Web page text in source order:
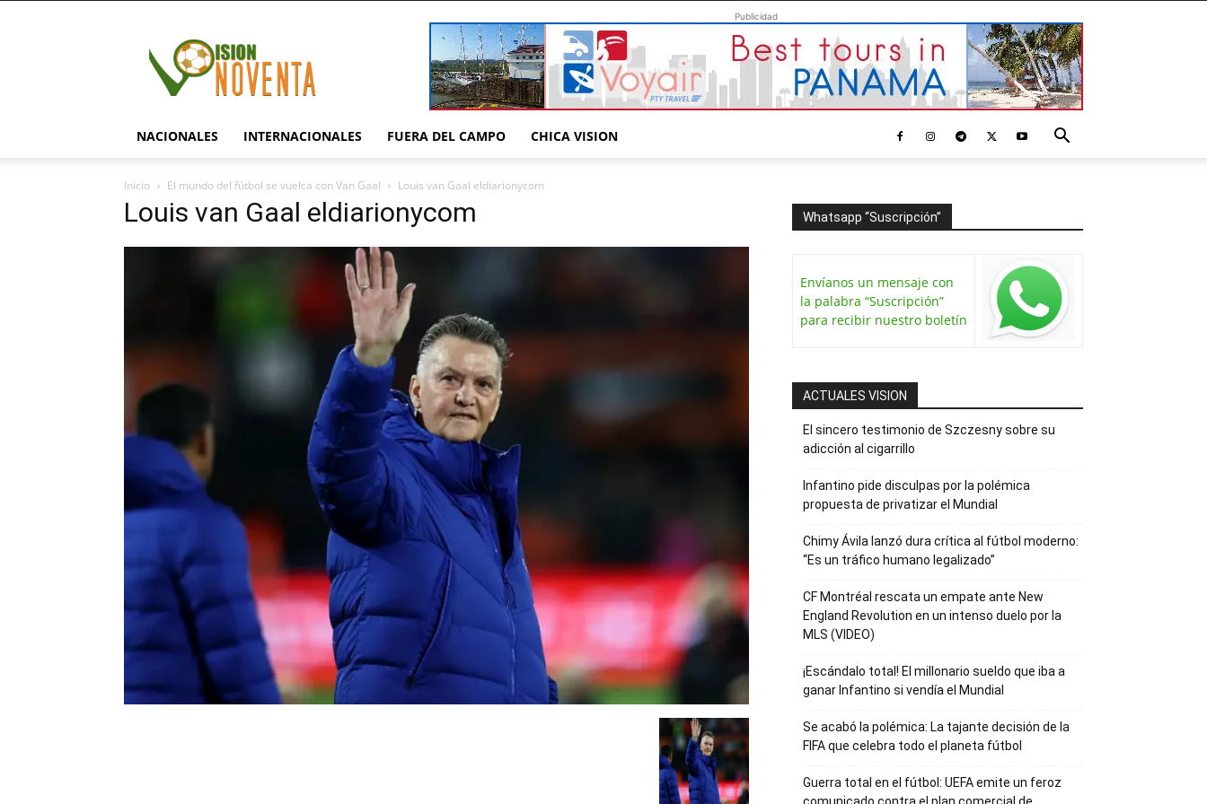
Publicidad
NACIONALES INTERNACIONALES FUERA DEL CAMPO CHICA VISION
Inicio El mundo del fútbol se vuelca con Van Gaal Louis van Gaal eldiarionycom
Louis van Gaal eldiarionycom Whatsapp “Suscripción”
Envíanos un mensaje con
la palabra “Suscripción”
para recibir nuestro boletín
ACTUALES VISION
El sincero testimonio de Szczesny sobre su
adicción al cigarrillo
Infantino pide disculpas por la polémica
propuesta de privatizar el Mundial
Chimy Ávila lanzó dura crítica al fútbol moderno:
“Es un tráfico humano legalizado”
CF Montréal rescata un empate ante New
England Revolution en un intenso duelo por la
MLS (VIDEO)
¡Escándalo total! El millonario sueldo que iba a
ganar Infantino si vendía el Mundial
Se acabó la polémica: La tajante decisión de la
FIFA que celebra todo el planeta fútbol
Guerra total en el fútbol: UEFA emite un feroz